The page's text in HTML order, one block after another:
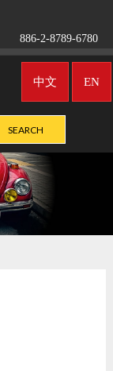
886-2-8789-6780
EN
中文